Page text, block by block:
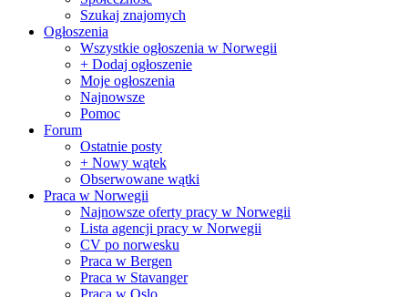
Szukaj znajomych
Ogłoszenia
Wszystkie ogłoszenia w Norwegii
+ Dodaj ogłoszenie
Moje ogłoszenia
Najnowsze
Pomoc
Forum
Ostatnie posty
+ Nowy wątek
Obserwowane wątki
Praca w Norwegii
Najnowsze oferty pracy w Norwegii
Lista agencji pracy w Norwegii
CV po norwesku
Praca w Bergen
Praca w Stavanger
Praca w Oslo